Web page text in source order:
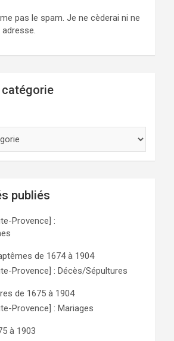
pas le spam. Je ne cèderai ni ne
catégorie
publiés
Provence] :
de 1674 à 1904
Provence] : Décès/Sépultures
de 1675 à 1904
Provence] : Mariages
à 1903